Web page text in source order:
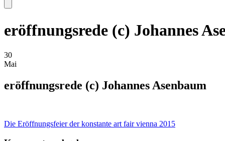
eröffnungsrede (c) Johannes
30
Mai
eröffnungsrede (c) Johannes Asenbaum
Die Eröffnungsfeier der konstante art fair vienna 2015